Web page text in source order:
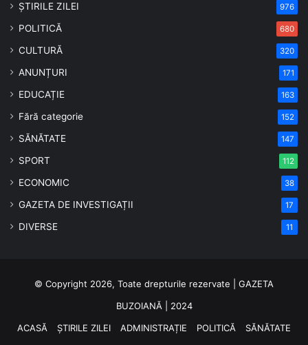
ȘTIRILE ZILEI 976
POLITICĂ 680
CULTURĂ 320
ANUNȚURI 171
EDUCAȚIE 163
Fără categorie 152
SĂNĂTATE 147
SPORT 112
ECONOMIC 38
GAZETA DE INVESTIGAȚII 17
DIVERSE 11
© Copyright 2026, Toate drepturile rezervate | GAZETA
BUZOIANĂ | 2024
ACASĂ
ȘTIRILE ZILEI ADMINISTRAȚIE POLITICĂ
SĂNĂTATE